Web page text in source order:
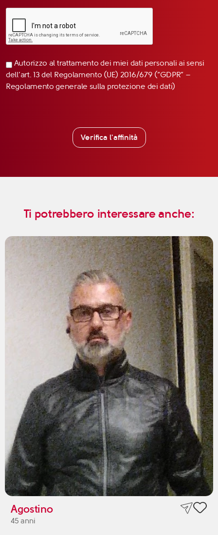
Autorizzo al trattamento dei miei dati personali ai sensi
dell’art. 13 del Regolamento (UE) 2016/679 (“GDPR” –
Regolamento generale sulla protezione dei dati)
Verifica l'affinità
Ti potrebbero interessare anche:
Agostino
45 anni